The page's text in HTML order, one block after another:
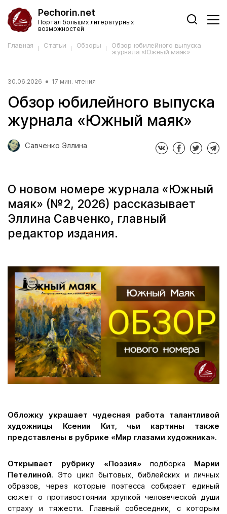
Pechorin.net
Портал больших литературных
возможностей
Главная Статьи Обзоры
Обзор юбилейного выпуска
журнала «Южный маяк»
Обзор юбилейного выпуска
журнала «Южный маяк»
30.06.2026 17 мин. чтения
Савченко Эллина
О новом номере журнала «Южный
маяк» (№2, 2026) рассказывает
Эллина Савченко, главный
редактор издания.
Обложку украшает чудесная работа талантливой
художницы Ксении Кит, чьи картины также
представлены в рубрике «Мир глазами художника».
Открывает рубрику «Поэзия»подборка Марии
Петелиной. Это цикл бытовых, библейских и личных
образов, через которые поэтесса собирает единый
сюжет о противостоянии хрупкой человеческой души
страху и тяжести. Главный собеседник, с которым